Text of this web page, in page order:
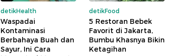
detikHealth
Waspadai
Kontaminasi
Berbahaya Buah dan
Sayur, Ini Cara
detikFood
5 Restoran Bebek
Favorit di Jakarta,
Bumbu Khasnya Bikin
Ketagihan